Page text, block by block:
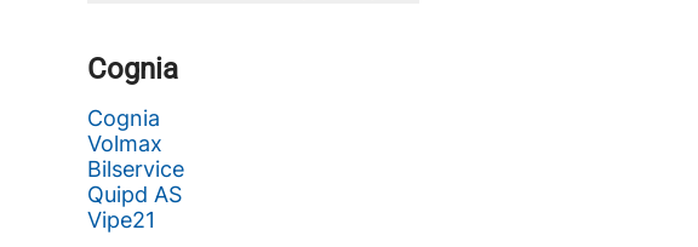
Cognia
Cognia
Volmax
Bilservice
Quipd AS
Vipe21